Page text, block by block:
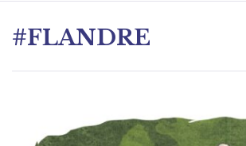
#FLANDRE